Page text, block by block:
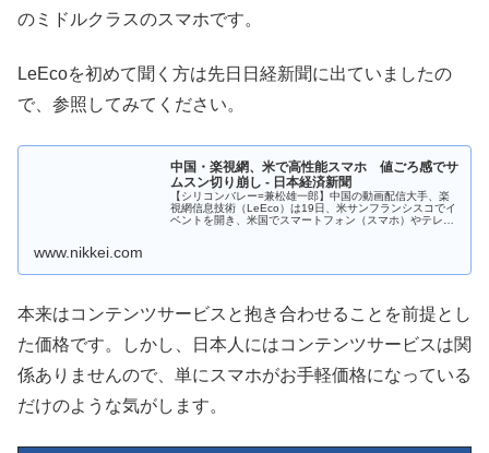
のミドルクラスのスマホです。
LeEcoを初めて聞く方は先日日経新聞に出ていましたの
で、参照してみてください。
中国・楽視網、米で高性能スマホ 値ごろ感でサ
ムスン切り崩し - 日本経済新聞
【シリコンバレー=兼松雄一郎】中国の動画配信大手、楽
視網信息技術（LeEco）は19日、米サンフランシスコでイ
ベントを開き、米国でスマートフォン（スマホ）やテレビ
www.nikkei.com
本来はコンテンツサービスと抱き合わせることを前提とし
た価格です。しかし、日本人にはコンテンツサービスは関
係ありませんので、単にスマホがお手軽価格になっている
だけのような気がします。